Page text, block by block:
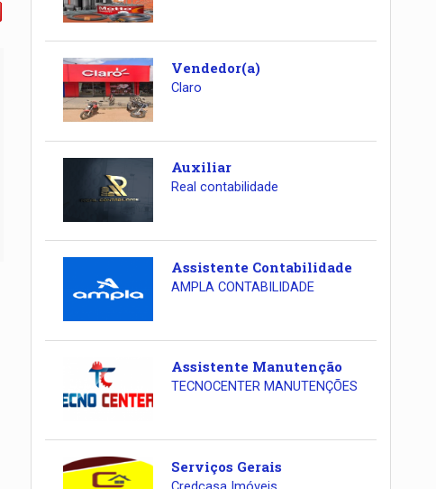
Vendedor(a)
Claro
Auxiliar
Real contabilidade
Assistente Contabilidade
AMPLA CONTABILIDADE
Assistente Manutenção
TECNOCENTER MANUTENÇÕES
Serviços Gerais